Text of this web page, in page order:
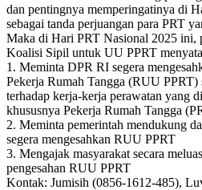
dan pentingnya memperingatinya di
sebagai tanda perjuangan para PRT
Maka di Hari PRT Nasional 2025 ini,
Koalisi Sipil untuk UU PPRT
1. Meminta DPR RI segera
Pekerja Rumah Tangga (RUU PPRT)
terhadap kerja-kerja perawatan yang
khususnya Pekerja Rumah Tangga
2. Meminta pemerintah mendukung
segera mengesahkan RUU PPRT
3. Mengajak masyarakat secara
pengesahan RUU PPRT
Kontak: Jumisih (0856-1612-485),